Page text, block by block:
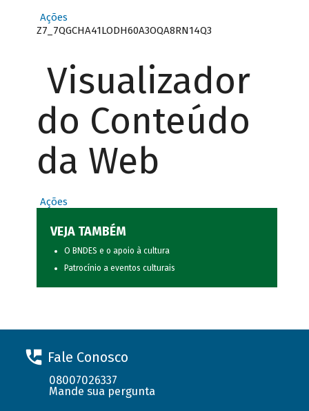
Ações
Z7_7QGCHA41LODH60A3OQA8RN14Q3
Visualizador
do Conteúdo
da Web
Ações
VEJA TAMBÉM
O BNDES e o apoio à cultura
Patrocínio a eventos culturais
Fale Conosco
08007026337
Mande sua pergunta